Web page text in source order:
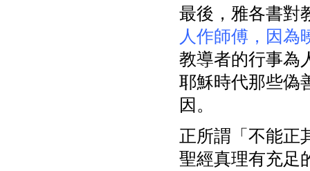
最後，雅各書對
人作師傅，因為
教導者的行事為
耶穌時代那些偽
因。
正所謂「不能正
聖經真理有充足